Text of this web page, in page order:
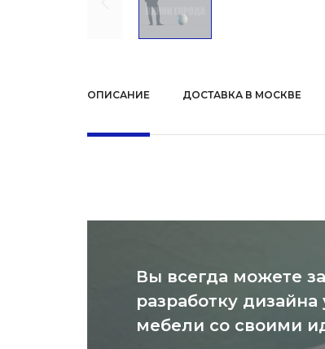
ОПИСАНИЕ ДОСТАВКА В МОСКВЕ
Вы всегда можете
разработку дизайна
мебели со своими